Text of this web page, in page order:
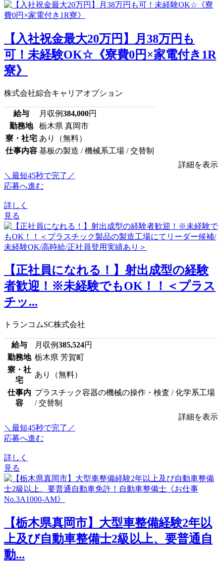
【入社祝金最大20万円】月38万円も
可！未経験OK☆《寮費0円×家電付き1R
寮》
株式会社綜合キャリアオプション
給与 月収例384,000円
勤務地
栃木県 真岡市
寮・社宅 あり（無料）
仕事内容 基板の製造 / 機械系工場 / 交替制
詳細を表示
＼最短45秒で完了／
応募へ進む
詳しく
見る
【正社員になれる！】射出成型の経験
者歓迎！※未経験でもOK！！＜プラス
チッ...
トランコムSC株式会社
給与 月収例385,524円
勤務地 栃木県 芳賀町
寮・社
宅
あり（無料）
仕事内
容
プラスチック容器の機械の操作・検査 / 化学系工場
/ 交替制
詳細を表示
＼最短45秒で完了／
応募へ進む
詳しく
見る
【栃木県真岡市】大型車整備経験2年以
上及び自動車整備士2級以上、要普通自
動...